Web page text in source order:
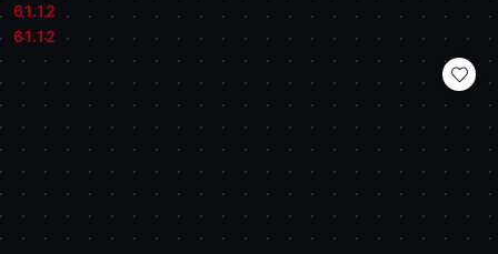
Cena:
61.12
Cena:
61.12